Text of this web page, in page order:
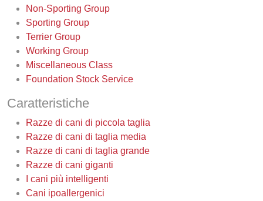
Non-Sporting Group
Sporting Group
Terrier Group
Working Group
Miscellaneous Class
Foundation Stock Service
Caratteristiche
Razze di cani di piccola taglia
Razze di cani di taglia media
Razze di cani di taglia grande
Razze di cani giganti
I cani più intelligenti
Cani ipoallergenici